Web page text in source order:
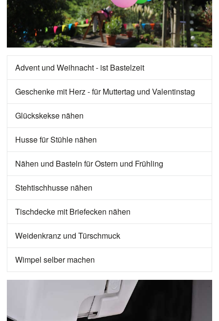
Advent und Weihnacht - ist Bastelzeit
Geschenke mit Herz - für Muttertag und Valentinstag
Glückskekse nähen
Husse für Stühle nähen
Nähen und Basteln für Ostern und Frühling
Stehtischhusse nähen
Tischdecke mit Briefecken nähen
Weidenkranz und Türschmuck
Wimpel selber machen